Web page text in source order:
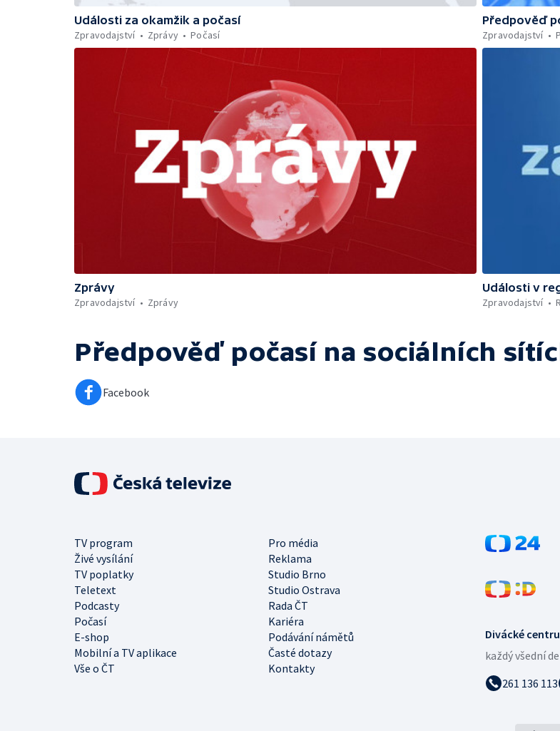
Události za okamžik a počasí
Zpravodajství
Zprávy Počasí
Předpověď
Zpravodajství
Zprávy
Zpravodajství
Zprávy
Události v
Zpravodajství
Předpověď počasí na sociálních
Facebook
Divácké
každý všední
261 136 113
TV program
Pro média
Živé vysílání
Reklama
TV poplatky
Studio Brno
Teletext
Studio Ostrava
Podcasty
Rada ČT
Počasí
Kariéra
E-shop
Podávání námětů
Mobilní a TV aplikace
Časté dotazy
Vše o ČT
Kontakty